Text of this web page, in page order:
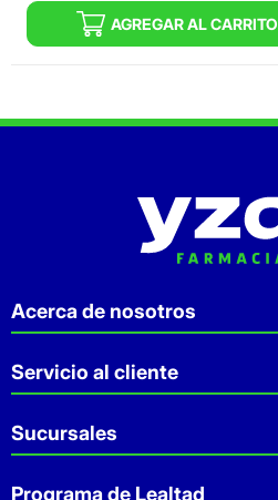
AGREGAR AL CARRITO
Acerca de nosotros
Quiénes somos
Sostenibilidad
Aviso de privacidad
Servicio al cliente
Preguntas Frecuentes
Contacto
Sucursales
Sucursales
Programa de Lealtad